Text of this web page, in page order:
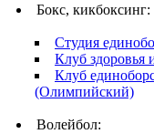
Бокс, кикбоксинг:
Студия
Клуб здоровья
Клуб
(Олимпийский)
Волейбол: